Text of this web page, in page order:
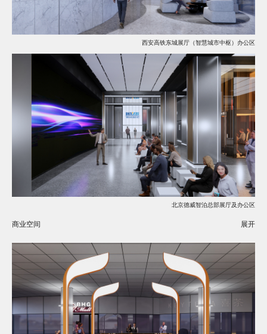
西安高铁东城展厅（智慧城市中枢）办公区
北京德威智泊总部展厅及办公区
商业空间 展开